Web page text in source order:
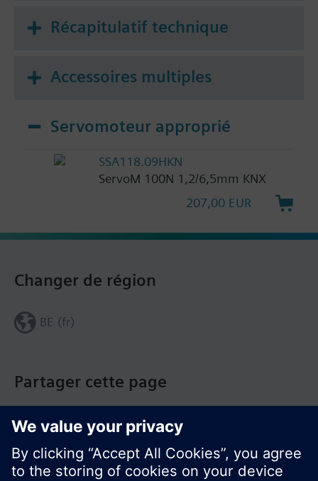
Récapitulatif technique
Accessoires multiples
Servomoteur approprié
SSA118.09HKN
ServoM 100N 1,2/6,5mm KNX
207,00 EUR
Partager cette page
Changer de région
BE (fr)